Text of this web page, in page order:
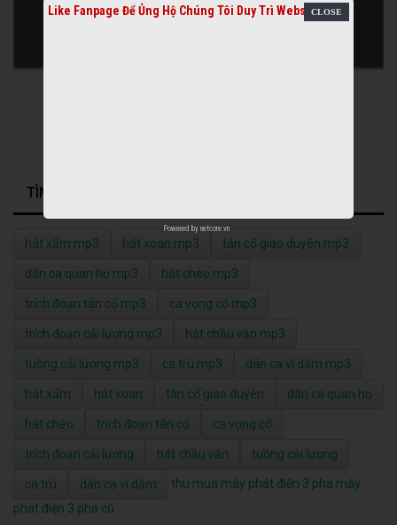
TÌM KIẾM NHIỀU NHẤT
hát xẩm mp3 hát xoan mp3 tân cổ giao duyên mp3
dân ca quan họ mp3 hát chèo mp3
trích đoạn tân cổ mp3 ca vọng cổ mp3
trích đoạn cải lương mp3 hát chầu văn mp3
tuồng cải lương mp3 ca trù mp3 dân ca ví dặm mp3
hát xẩm hát xoan tân cổ giao duyên dân ca quan họ
hát chèo trích đoạn tân cổ ca vọng cổ
trích đoạn cải lương hát chầu văn tuồng cải lương
ca trù dân ca ví dặm thu mua máy phát điện 3 pha máy
phát điện 3 pha cũ
Like Fanpage Để Ủng Hộ Chúng Tôi Duy Trì Website
Powered by netcore.vn